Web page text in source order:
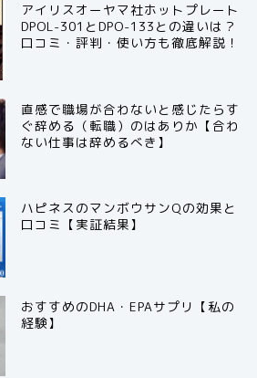
アイリスオーヤマ社ホットプレート
DPOL-301とDPO-133との違いは？
口コミ・評判・使い方も徹底解説！
直感で職場が合わないと感じたらす
ぐ辞める（転職）のはありか【合わ
ない仕事は辞めるべき】
ハピネスのマンボウサンQの効果と
口コミ【実証結果】
おすすめのDHA・EPAサプリ【私の
経験】